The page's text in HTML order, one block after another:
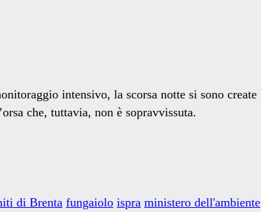
intensivo, la scorsa notte si sono
che, tuttavia, non è sopravvissuta.
di Brenta fungaiolo ispra ministero dell'ambiente